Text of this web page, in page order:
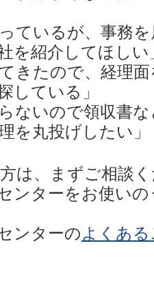
っているが、事務
を紹介してほしい
てきたので、経理
している」
ないので領収書
を丸投げしたい」
は、まずご相談
ンターをお使い
ンターのよくあ